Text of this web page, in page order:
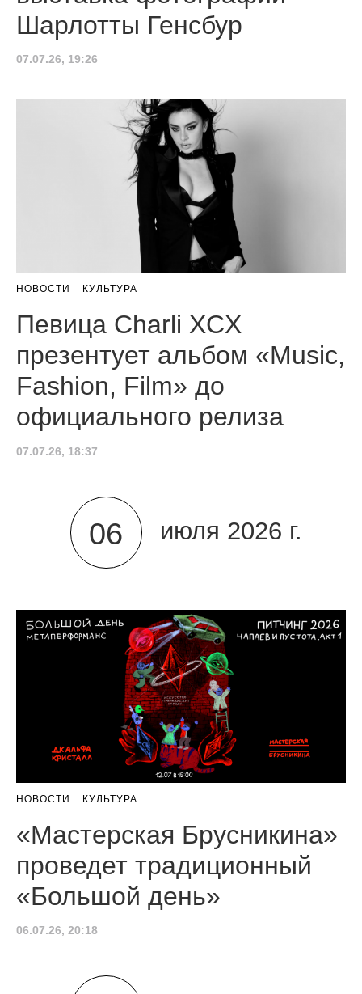
Шарлотты Генсбур
07.07.26, 19:26
НОВОСТИ КУЛЬТУРА
Певица Charli XCX
презентует альбом «Music,
Fashion, Film» до
официального релиза
07.07.26, 18:37
06 июля 2026 г.
НОВОСТИ КУЛЬТУРА
«Мастерская Брусникина»
проведет традиционный
«Большой день»
06.07.26, 20:18